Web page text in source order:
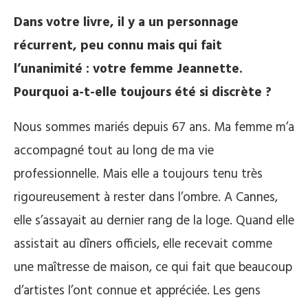
Dans votre livre, il y a un personnage
récurrent, peu connu mais qui fait
l’unanimité : votre femme Jeannette.
Pourquoi a-t-elle toujours été si discrète ?
Nous sommes mariés depuis 67 ans. Ma femme m’a
accompagné tout au long de ma vie
professionnelle. Mais elle a toujours tenu très
rigoureusement à rester dans l’ombre. A Cannes,
elle s’assayait au dernier rang de la loge. Quand elle
assistait au dîners officiels, elle recevait comme
une maîtresse de maison, ce qui fait que beaucoup
d’artistes l’ont connue et appréciée. Les gens